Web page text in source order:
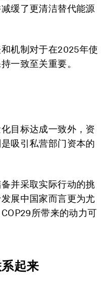
缓了更清洁替代能源
机制对于在2025年使
一致至关重要。
目标达成一致外，资
吸引私营部门资本的
并采取实际行动的挑
展中国家而言更为尤
所带来的动力可
起来